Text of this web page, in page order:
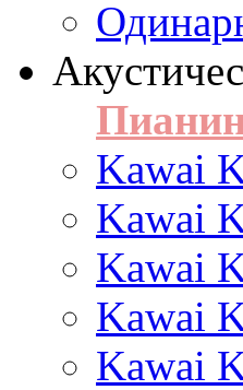
Kawai
Kawai
Kawai
Kawai
Kawai